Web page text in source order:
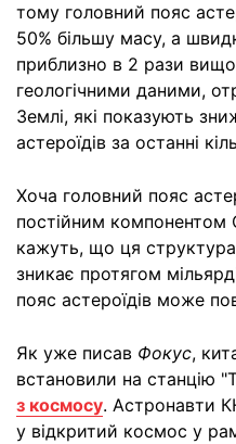
тому головний пояс
50% більшу масу, а
приблизно в 2 рази
геологічними даними,
Землі, які показують
астероїдів за останні
Хоча головний пояс
постійним компонентом
кажуть, що ця структура
зникає протягом
пояс астероїдів може
Як уже писав Фокус,
встановили на станцію
з космосу. Астронавти
у відкритий космос у